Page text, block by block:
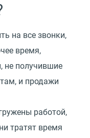
на все звонки,
время,
не получившие
и продажи
работой,
тратят время